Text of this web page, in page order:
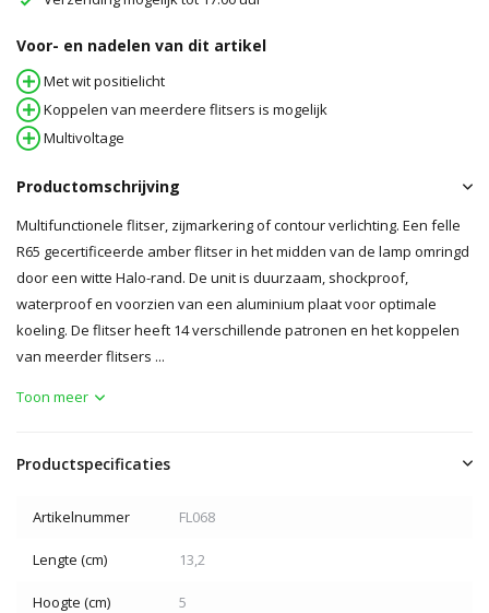
Voor- en nadelen van dit artikel
Met wit positielicht
Koppelen van meerdere flitsers is mogelijk
Multivoltage
Productomschrijving
Multifunctionele flitser, zijmarkering of contour verlichting. Een felle
R65 gecertificeerde amber flitser in het midden van de lamp omringd
door een witte Halo-rand. De unit is duurzaam, shockproof,
waterproof en voorzien van een aluminium plaat voor optimale
koeling. De flitser heeft 14 verschillende patronen en het koppelen
van meerder flitsers ...
Toon meer
Productspecificaties
Artikelnummer FL068
Lengte (cm) 13,2
Hoogte (cm) 5